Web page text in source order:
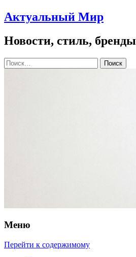
Актуальный Мир
Новости, стиль,
Найти:
Меню
Перейти к содержимому